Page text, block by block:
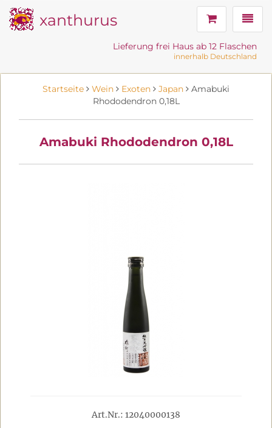
xanthurus
Lieferung frei Haus ab 12 Flaschen
innerhalb Deutschland
Startseite Wein Exoten Japan
Amabuki
Rhododendron 0,18L
Amabuki Rhododendron 0,18L
Art.Nr.: 12040000138